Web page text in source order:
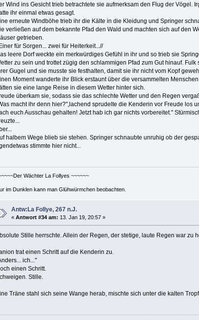
Wind ins Gesicht trieb betrachtete sie aufmerksam den Flug der Vögel.
ihr einmal etwas gesagt.
erneute Windböhe trieb ihr die Kälte in die Kleidung und Springer
verließen auf dem bekannte Pfad den Wald und machten sich auf den
getrieben.
für Sorgen... zwei für Heiterkeit...//
leere Dorf weckte ein merkwürdiges Gefühl in ihr und so trieb sie
zu sein und trottet zügig den schlammigen Pfad zum Gut hinauf.
Gugel und sie musste sie festhalten, damit sie ihr nicht vom Kopf
Moment wanderte ihr Blick erstaunt über die versammelten
sie eine lange Reise in diesem Wetter hinter sich.
überkam sie, sodass sie das schlechte Wetter und den Regen
macht ihr denn hier?",lachend sprudelte die Kenderin vor Freude los
euch Ausschau gehalten! Jetzt hab ich gar nichts vorbereitet."
halbem Wege blieb sie stehen. Springer schnaubte unruhig ob der
stimmte hier nicht...
Wächter La Follyes ~~~~~~
im Dunklen kann man Glühwürmchen beobachten.
Antw:La Follye, 267 n.J.
«Antwort #34 am: 13. Jan 19, 20:57 »
Stille herrschte. Allein der Regen, der stetige, laute Regen war zu
trat einen Schritt auf die Kenderin zu.
ich..."
einen Schritt.
Stille.
Träne stahl sich seine Wange herab, mischte sich unter die kalten